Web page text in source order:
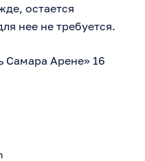
остается
нее не требуется.
Самара Арене» 16